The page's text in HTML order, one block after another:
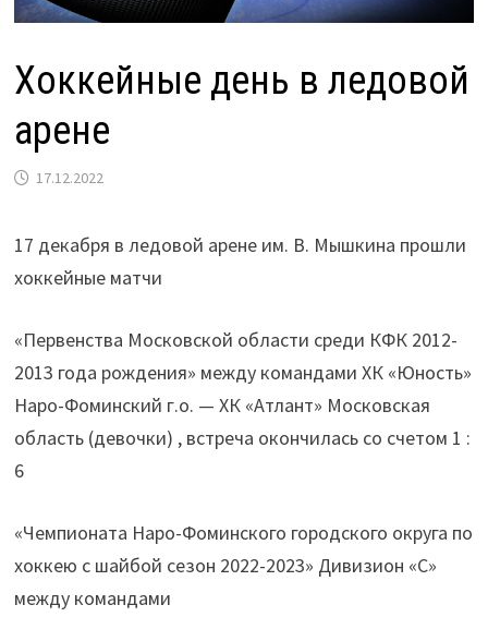
Хоккейные день в ледовой
арене
17.12.2022
17 декабря в ледовой арене им. В. Мышкина прошли
хоккейные матчи
«Первенства Московской области среди КФК 2012-
2013 года рождения» между командами ХК «Юность»
Наро-Фоминский г.о. — ХК «Атлант» Московская
область (девочки) , встреча окончилась со счетом 1 :
6
«Чемпионата Наро-Фоминского городского округа по
хоккею с шайбой сезон 2022-2023» Дивизион «С»
между командами